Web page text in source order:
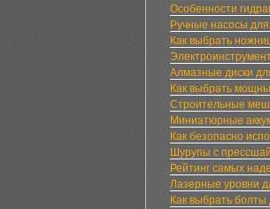
Особенности
Ручные насосы
Как выбрать
Алмазные диски
Как выбрать
Строительные
Миниатюрные
Как безопасно
Шурупы с
Рейтинг самых
Лазерные уровни
Как выбрать